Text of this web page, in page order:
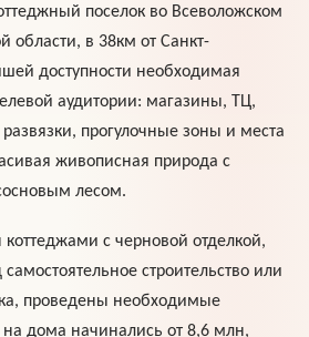
поселок во Всеволожском
области, в 38км от Санкт-
доступности необходимая
аудитории: магазины, ТЦ,
прогулочные зоны и места
живописная природа с
лесом.
коттеджами с черновой отделкой,
строительство или
проведены необходимые
дома начинались от 8,6 млн,